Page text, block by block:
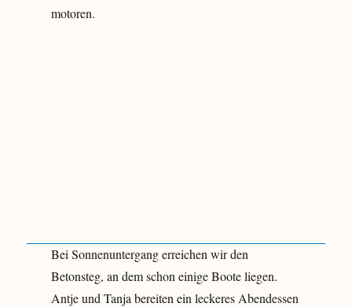
motoren.
Bei Sonnenuntergang erreichen wir den
Betonsteg, an dem schon einige Boote liegen.
Antje und Tanja bereiten ein leckeres Abendessen